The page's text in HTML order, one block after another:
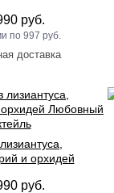
руб.
997 руб.
и орхидей
руб.